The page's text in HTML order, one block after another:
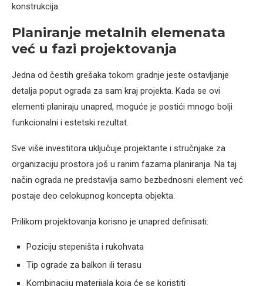
konstrukcija.
Planiranje metalnih elemenata
već u fazi projektovanja
Jedna od čestih grešaka tokom gradnje jeste ostavljanje
detalja poput ograda za sam kraj projekta. Kada se ovi
elementi planiraju unapred, moguće je postići mnogo bolji
funkcionalni i estetski rezultat.
Sve više investitora uključuje projektante i stručnjake za
organizaciju prostora još u ranim fazama planiranja. Na taj
način ograda ne predstavlja samo bezbednosni element već
postaje deo celokupnog koncepta objekta.
Prilikom projektovanja korisno je unapred definisati:
Poziciju stepeništa i rukohvata
Tip ograde za balkon ili terasu
Kombinaciju materijala koja će se koristiti